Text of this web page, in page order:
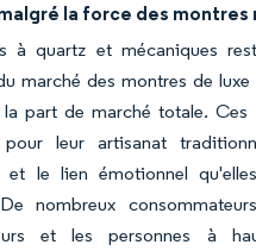
la force des montres
à quartz et mécaniques
marché des montres de luxe
part de marché totale. Ces
pour leur artisanat
et le lien émotionnel
nombreux
et les personnes à